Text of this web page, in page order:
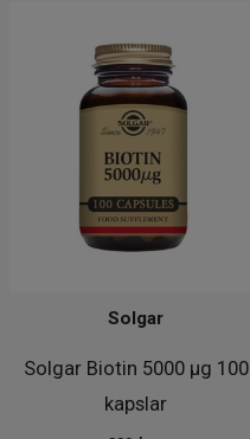
Solgar Biotin 5000 µg 100
kapslar
Solgar